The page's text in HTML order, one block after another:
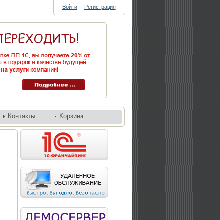
Войти | Регистрация
Контакты Корзина